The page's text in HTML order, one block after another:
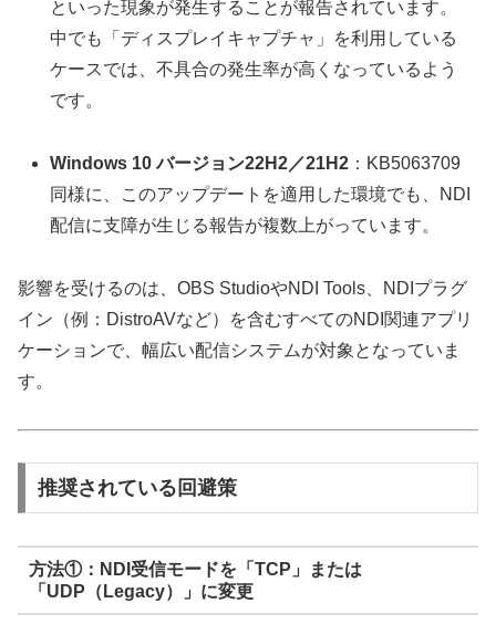
といった現象が発生することが報告されています。
中でも「ディスプレイキャプチャ」を利用している
ケースでは、不具合の発生率が高くなっているよう
です。
Windows 10 バージョン22H2／21H2 ：KB5063709
同様に、このアップデートを適用した環境でも、NDI
配信に支障が生じる報告が複数上がっています。
影響を受けるのは、OBS StudioやNDI Tools、NDIプラグ
イン（例：DistroAVなど）を含むすべてのNDI関連アプリ
ケーションで、幅広い配信システムが対象となっていま
す。
推奨されている回避策
方法①：NDI受信モードを「TCP」または
「UDP（Legacy）」に変更